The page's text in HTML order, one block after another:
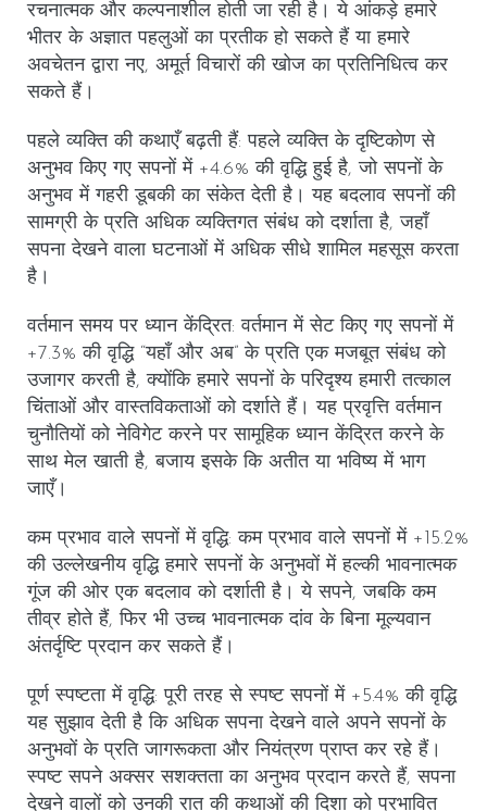
रचनात्मक और कल्पनाशील होती जा रही है। ये आंकड़े हमारे
भीतर के अज्ञात पहलुओं का प्रतीक हो सकते हैं या हमारे
अवचेतन द्वारा नए, अमूर्त विचारों की खोज का प्रतिनिधित्व कर
सकते हैं।
पहले व्यक्ति की कथाएँ बढ़ती हैं: पहले व्यक्ति के दृष्टिकोण से
अनुभव किए गए सपनों में +4.6% की वृद्धि हुई है, जो सपनों के
अनुभव में गहरी डूबकी का संकेत देती है। यह बदलाव सपनों की
सामग्री के प्रति अधिक व्यक्तिगत संबंध को दर्शाता है, जहाँ
सपना देखने वाला घटनाओं में अधिक सीधे शामिल महसूस करता
है।
वर्तमान समय पर ध्यान केंद्रित: वर्तमान में सेट किए गए सपनों में
+7.3% की वृद्धि “यहाँ और अब” के प्रति एक मजबूत संबंध को
उजागर करती है, क्योंकि हमारे सपनों के परिदृश्य हमारी तत्काल
चिंताओं और वास्तविकताओं को दर्शाते हैं। यह प्रवृत्ति वर्तमान
चुनौतियों को नेविगेट करने पर सामूहिक ध्यान केंद्रित करने के
साथ मेल खाती है, बजाय इसके कि अतीत या भविष्य में भाग
जाएँ।
कम प्रभाव वाले सपनों में वृद्धि: कम प्रभाव वाले सपनों में +15.2%
की उल्लेखनीय वृद्धि हमारे सपनों के अनुभवों में हल्की भावनात्मक
गूंज की ओर एक बदलाव को दर्शाती है। ये सपने, जबकि कम
तीव्र होते हैं, फिर भी उच्च भावनात्मक दांव के बिना मूल्यवान
अंतर्दृष्टि प्रदान कर सकते हैं।
पूर्ण स्पष्टता में वृद्धि: पूरी तरह से स्पष्ट सपनों में +5.4% की वृद्धि
यह सुझाव देती है कि अधिक सपना देखने वाले अपने सपनों के
अनुभवों के प्रति जागरूकता और नियंत्रण प्राप्त कर रहे हैं।
स्पष्ट सपने अक्सर सशक्तता का अनुभव प्रदान करते हैं, सपना
देखने वालों को उनकी रात की कथाओं की दिशा को प्रभावित